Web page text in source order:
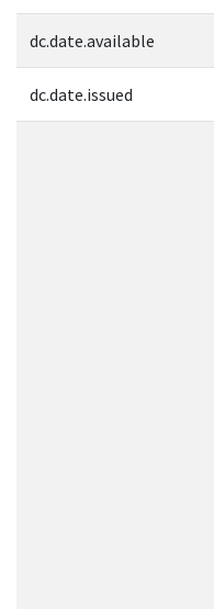
dc.date.available
dc.date.issued